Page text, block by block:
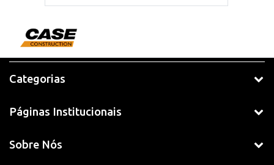
Categorias
Páginas Institucionais
Sobre Nós